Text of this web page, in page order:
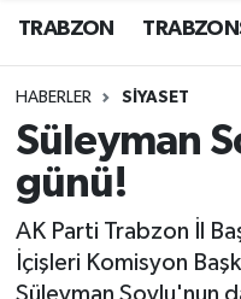
TRABZON
HABERLER SİYASET
Süleyman
günü!
AK Parti Trabzon İl
İçişleri Komisyon
Süleyman Soylu'nun
Namaz Vakitleri
Trafik Durumu
Süper Lig Puan
Tüm Manşetler
Son Dakika